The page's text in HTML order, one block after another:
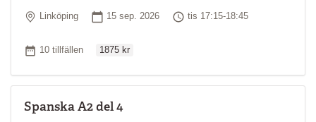
Plats
Linköping Startdatum
15 sep. 2026 Tid
tis 17:15-18:45
Antal tillfällen
10 tillfällen 1875 kr
Spanska A2 del 4